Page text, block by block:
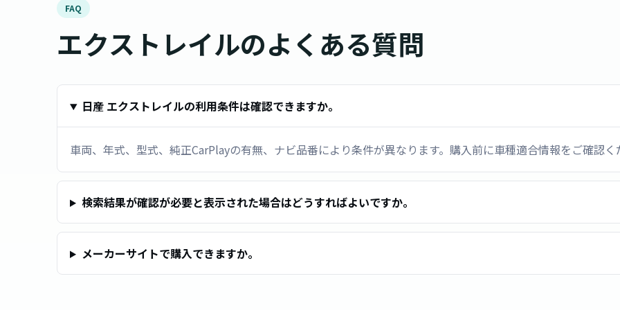
FAQ
エクストレイルのよくある質問
日産 エクストレイルの利用条件は確認できますか。
車両、年式、型式、純正CarPlayの有無、ナビ品番により条件が異なります。購入前に車種適合情報をご確認く
検索結果が確認が必要と表示された場合はどうすればよいですか。
メーカーサイトで購入できますか。